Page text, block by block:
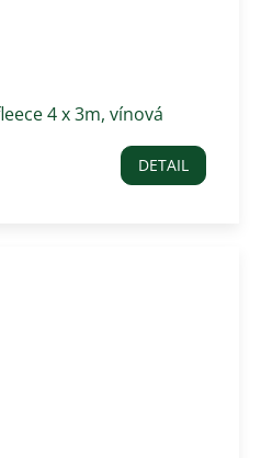
4 x 3m, vínová
DETAIL